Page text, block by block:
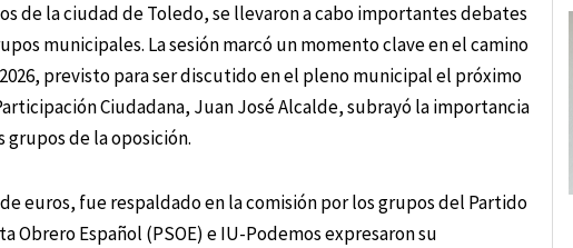
de la ciudad de Toledo, se llevaron a cabo importantes debates
municipales. La sesión marcó un momento clave en el camino
previsto para ser discutido en el pleno municipal el próximo
Ciudadana, Juan José Alcalde, subrayó la importancia
de la oposición.
euros, fue respaldado en la comisión por los grupos del Partido
Obrero Español (PSOE) e IU-Podemos expresaron su